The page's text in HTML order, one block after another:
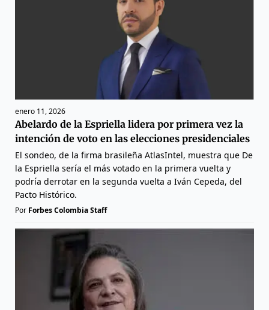
enero 11, 2026
Abelardo de la Espriella lidera por primera vez la
intención de voto en las elecciones presidenciales
El sondeo, de la firma brasileña AtlasIntel, muestra que De
la Espriella sería el más votado en la primera vuelta y
podría derrotar en la segunda vuelta a Iván Cepeda, del
Pacto Histórico.
Por Forbes Colombia Staff